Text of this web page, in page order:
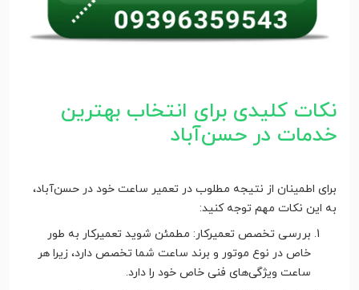
نکات کلیدی برای انتخاب بهترین
خدمات در حسن‌آباد
برای اطمینان از نتیجه مطلوب در تعمیر ساعت خود در حسن‌آباد،
به این نکات مهم توجه کنید:
بررسی تخصص تعمیرکار: مطمئن شوید تعمیرکار به طور
خاص در نوع موتور و برند ساعت شما تخصص دارد، زیرا هر
ساعت ویژگی‌های فنی خاص خود را دارد.